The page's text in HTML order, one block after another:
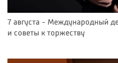
7 августа - Международный
и советы к торжеству